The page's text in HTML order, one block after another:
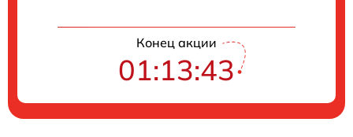
Конец акции
01:13:42